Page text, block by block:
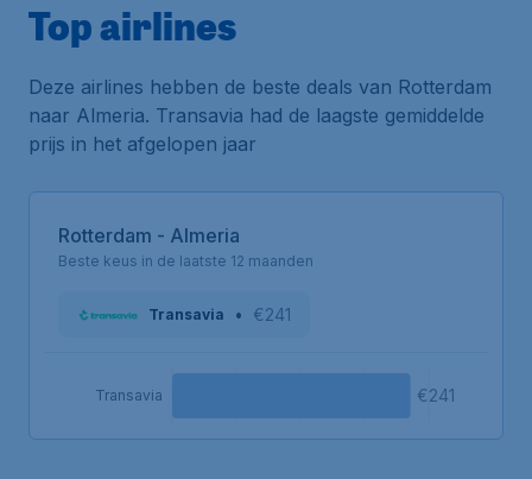
Top airlines
Deze airlines hebben de beste deals van Rotterdam
naar Almeria. Transavia had de laagste gemiddelde
prijs in het afgelopen jaar
Rotterdam - Almeria
Beste keus in de laatste 12 maanden
Transavia • €241
Transavia €241